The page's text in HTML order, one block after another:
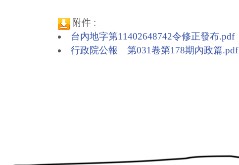
附件 :
台內地字第11402648742令修正發布.pdf
行政院公報 第031卷第178期內政篇.pdf